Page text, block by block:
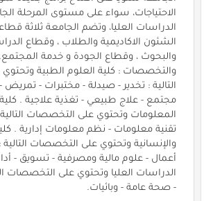
الاحتياجات، سواء على مستوى المرحلة
الدراسات العليا، وتضم الجامعة ثلاثة
الشئون الاكاديمية والطلاب ، وقطاع
والبحوث ، وقطاع الجودة و خدمة المجتمع.
والتخصصات : كلية العلوم الطبية
التالية : تخدير - صيدلة - مختبرات - تمريض
مجتمع - علاج طبيعي - تغذية علاجية .
المعلومات وتحتوي على التخصصات
تقنية معلومات - نظم معلومات إدارية . كلية
والإنسانية وتحتوي على التخصصات التالية
أعمال - علوم مالية ومصرفية - تسويق -
الدراسات العليا وتحتوي على التخصصات
- صحة عامة - وبائيات.